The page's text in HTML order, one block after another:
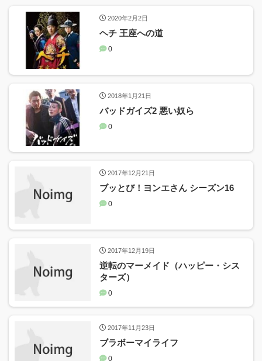
2020年2月2日
ヘチ 王座への道
0
2018年1月21日
バッドガイズ2 悪い奴ら
0
2017年12月21日
ブッとび！ヨンエさん シーズン16
0
2017年12月19日
逆転のマーメイド（ハッピー・シス
ターズ）
0
2017年11月23日
ブラボーマイライフ
0